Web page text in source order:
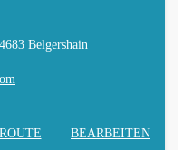
Belgershain
ROUTE BEARBEITEN